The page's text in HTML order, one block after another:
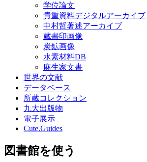
学位論文
貴重資料デジタルアーカイブ
中村哲著述アーカイブ
蔵書印画像
炭鉱画像
水素材料DB
麻生家文書
世界の文献
データベース
所蔵コレクション
九大出版物
電子展示
Cute.Guides
図書館を使う